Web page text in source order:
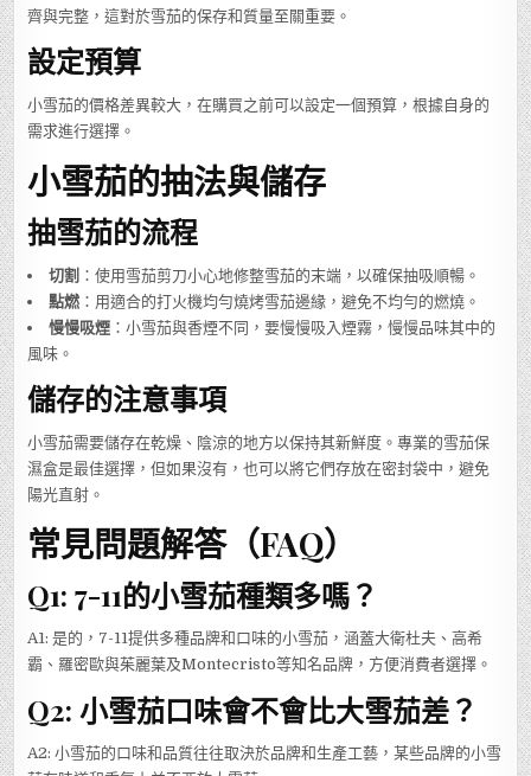
齊與完整，這對於雪茄的保存和質量至關重要。
設定預算
小雪茄的價格差異較大，在購買之前可以設定一個預算，根據自身的
需求進行選擇。
小雪茄的抽法與儲存
抽雪茄的流程
切割 ：使用雪茄剪刀小心地修整雪茄的末端，以確保抽吸順暢。
點燃 ：用適合的打火機均勻燒烤雪茄邊緣，避免不均勻的燃燒。
慢慢吸煙 ：小雪茄與香煙不同，要慢慢吸入煙霧，慢慢品味其中的
風味。
儲存的注意事項
小雪茄需要儲存在乾燥、陰涼的地方以保持其新鮮度。專業的雪茄保
濕盒是最佳選擇，但如果沒有，也可以將它們存放在密封袋中，避免
陽光直射。
常見問題解答（FAQ）
Q1: 7-11的小雪茄種類多嗎？
A1: 是的，7-11提供多種品牌和口味的小雪茄，涵蓋大衛杜夫、高希
霸、羅密歐與茱麗葉及Montecristo等知名品牌，方便消費者選擇。
Q2: 小雪茄口味會不會比大雪茄差？
A2: 小雪茄的口味和品質往往取決於品牌和生產工藝，某些品牌的小雪